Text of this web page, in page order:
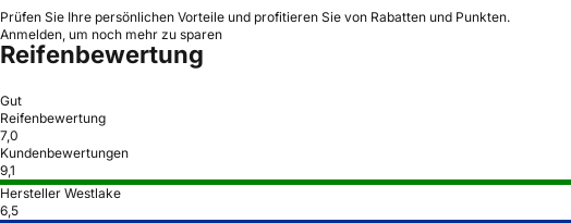
Prüfen Sie Ihre persönlichen Vorteile und profitieren Sie von Rabatten und Punkten.
Anmelden, um noch mehr zu sparen
Reifenbewertung
Gut
Reifenbewertung
7,0
Kundenbewertungen
9,1
Hersteller Westlake
6,5